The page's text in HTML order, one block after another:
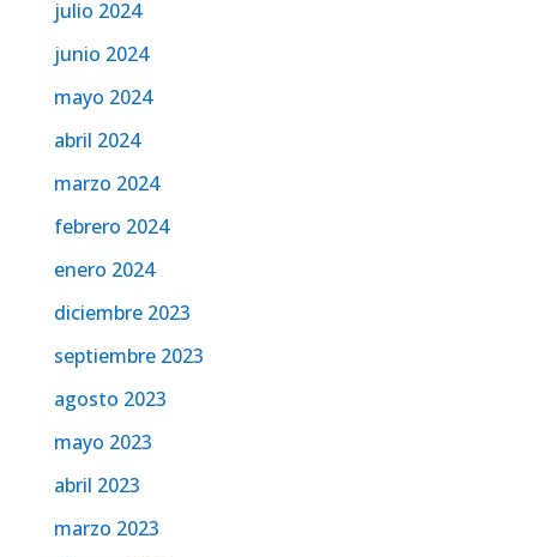
julio 2024
junio 2024
mayo 2024
abril 2024
marzo 2024
febrero 2024
enero 2024
diciembre 2023
septiembre 2023
agosto 2023
mayo 2023
abril 2023
marzo 2023